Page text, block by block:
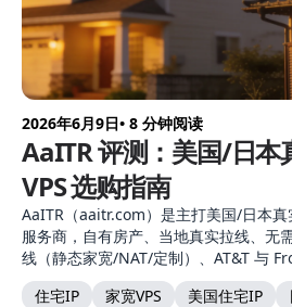
2026年6月9日• 8 分钟阅读
AaITR 评测：美国/日本
VPS 选购指南
AaITR（aaitr.com）是主打美国/日本真
服务商，自有房产、当地真实拉线、无
线（静态家宽/NAT/定制）、AT&T 与
以及它"不保证 IP 纯净度"的真实定位。
住宅IP 家宽VPS 美国住宅IP